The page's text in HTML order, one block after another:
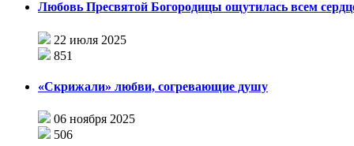
Любовь Пресвятой Богородицы ощутилась всем
22 июля 2025
851
«Скрижали» любви, согревающие душу
06 ноября 2025
506